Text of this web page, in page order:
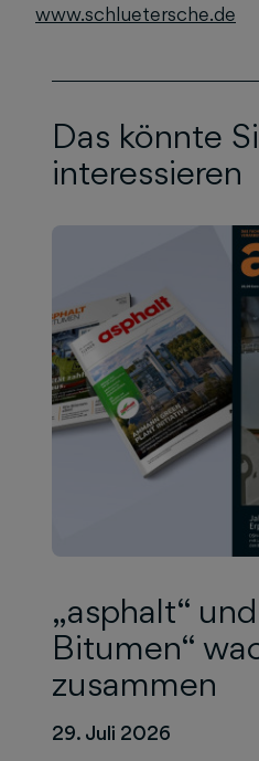
www.schluetersche.de
Das könnte
interessieren
„asphalt“
Bitumen“
zusammen
29. Juli 2026